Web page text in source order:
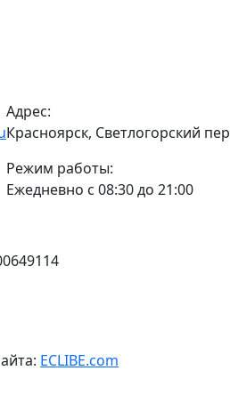
Адрес:
Красноярск, Светлогорский
Режим работы:
Ежедневно с 08:30 до 21:00
ECLIBE.com